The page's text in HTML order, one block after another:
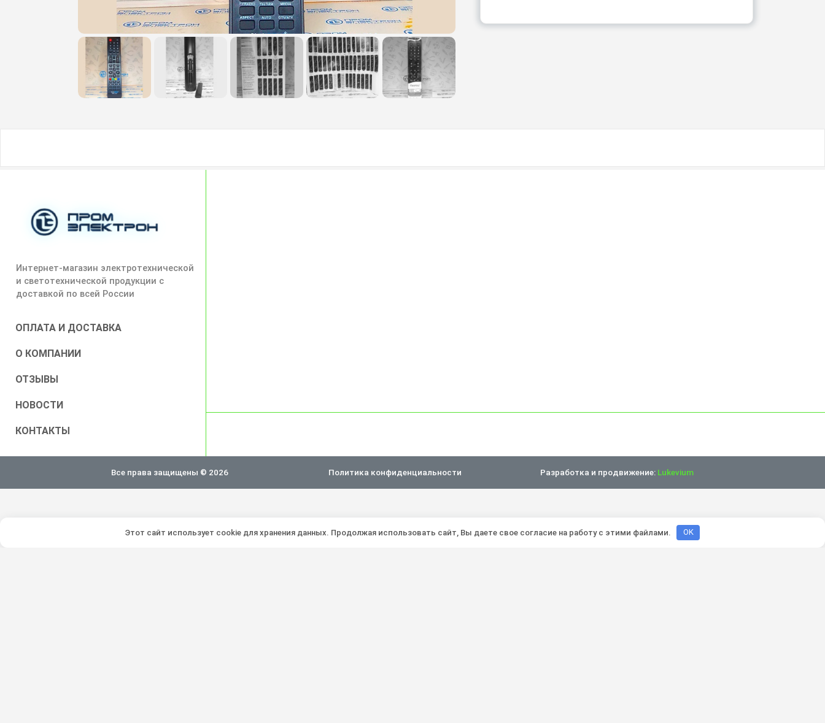
Интернет-магазин электротехнической
и светотехнической продукции с
доставкой по всей России
ОПЛАТА И ДОСТАВКА
О КОМПАНИИ
ОТЗЫВЫ
НОВОСТИ
КОНТАКТЫ
Все права защищены © 2026 Политика конфиденциальности Разработка и продвижение: Lukevium
Этот сайт использует cookie для хранения данных. Продолжая использовать сайт, Вы даете свое согласие на работу с этими файлами. OK